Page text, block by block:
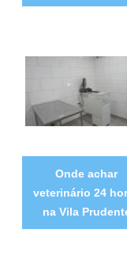
Onde achar
veterinário 24
na Vila